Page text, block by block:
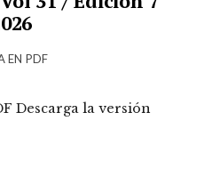
EN PDF
Descarga la versión